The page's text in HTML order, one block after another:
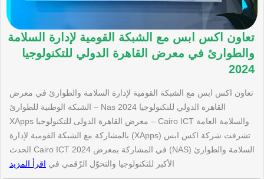
تعاون اكس ابس مع الشبكة القومية لإدارة السلامة
والطوارئ في معرض القاهرة الدولي للتكنولوجيا
2024
تعاون اكس ابس مع الشبكة القومية لإدارة السلامة والطوارئ في معرض
القاهرة الدولي للتكنولوجيا 2024 Nas – الشبكة الوطنية للطوارئ
والسلامة العامة Cairo ICT – معرض القاهرة الدولى للتكنولوجيا XApps
تشرفت شركة اكس ابس (XApps) بالمشاركة مع الشبكة القومية لإدارة
السلامة والطوارئ (NAS) في المشاركة بمعرض Cairo ICT 2024 الحدث
الأكبر للتكنولوجيا والتحوّل الرّقمي في اقرأ المزيد